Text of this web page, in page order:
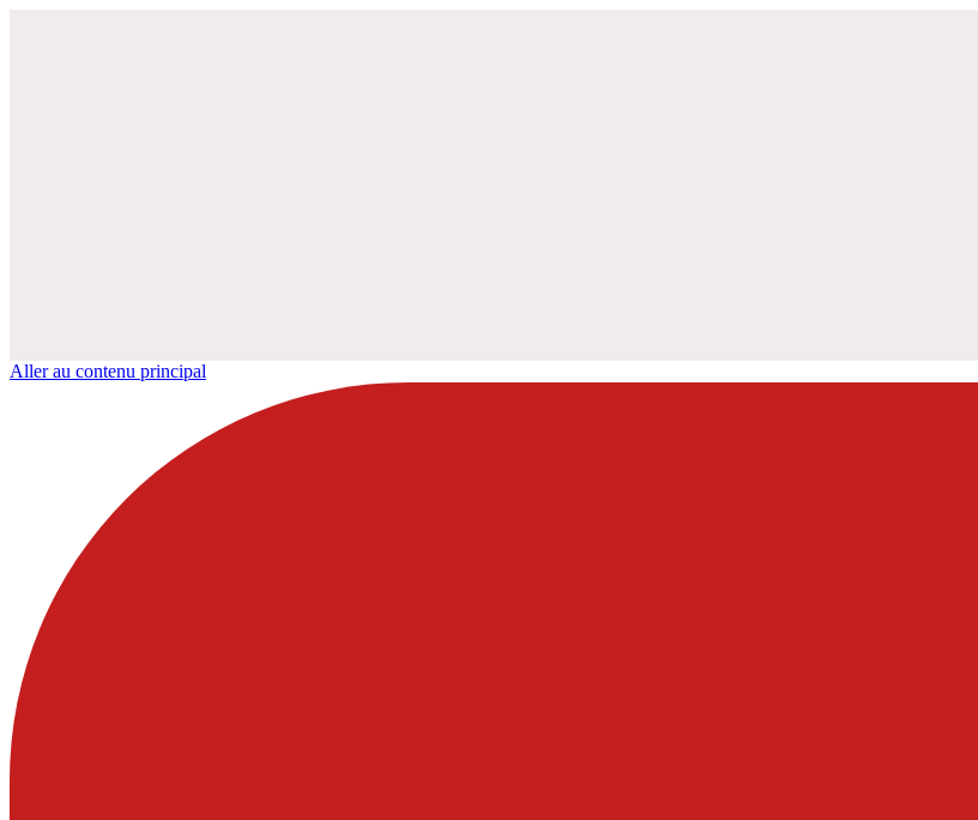
Aller au contenu principal